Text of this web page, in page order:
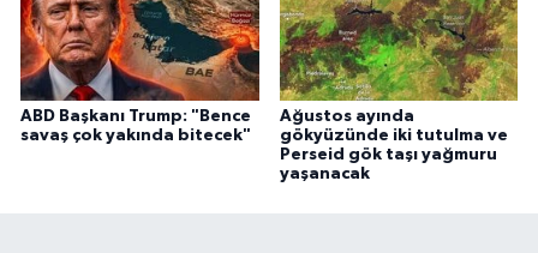
ABD Başkanı Trump: "Bence
savaş çok yakında bitecek"
Ağustos ayında
gökyüzünde iki tutulma ve
Perseid gök taşı yağmuru
yaşanacak